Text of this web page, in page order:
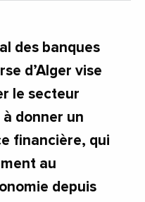
des banques
d’Alger vise
le secteur
donner un
financière, qui
au
depuis